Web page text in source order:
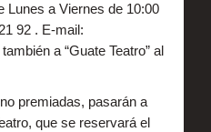
Lunes a Viernes de 10:00
92 . E-mail:
a “Guate Teatro” al
premiadas, pasarán a
que se reservará el